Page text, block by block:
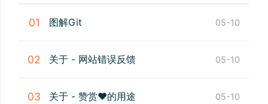
01 图解Git 05-10
02 关于 - 网站错误反馈 05-10
03 关于 - 赞赏❤️的用途 05-10